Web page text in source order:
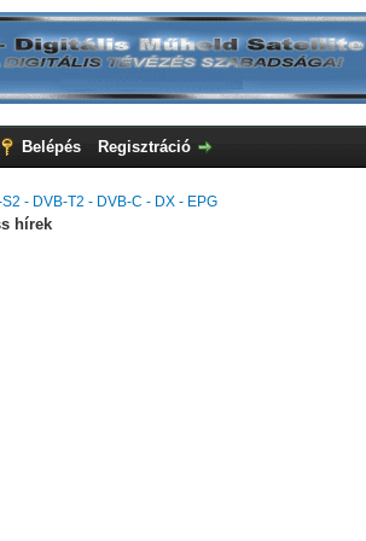
Belépés Regisztráció
S2 - DVB-T2 - DVB-C - DX - EPG
hírek